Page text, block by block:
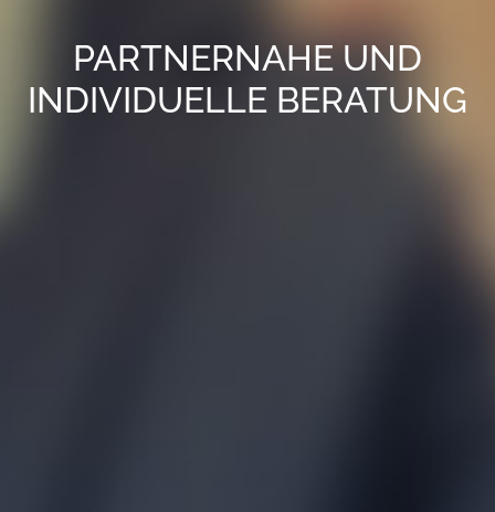
PARTNERNAHE UND
INDIVIDUELLE BERATUNG